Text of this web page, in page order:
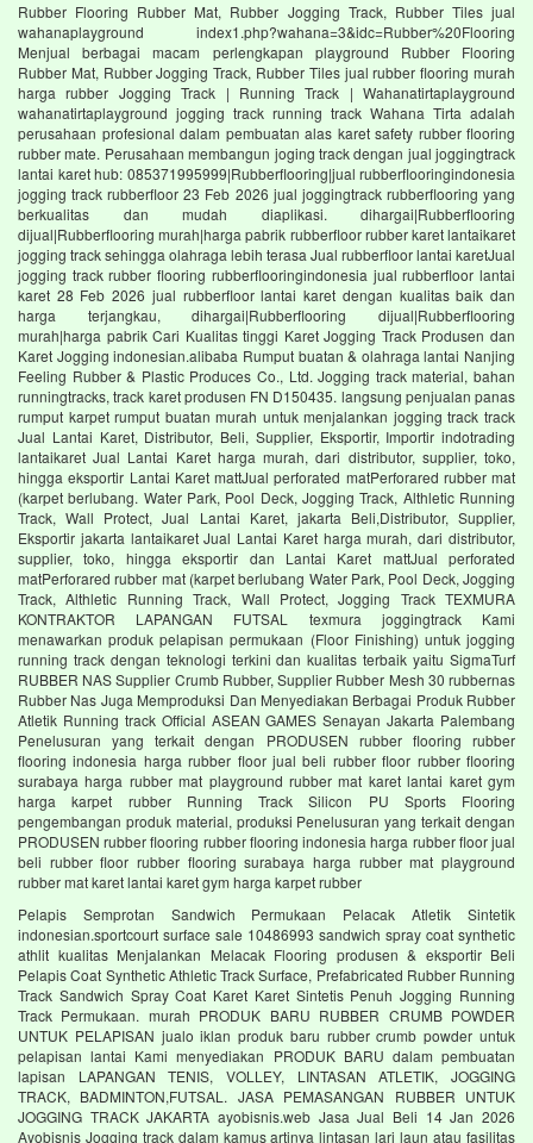
Rubber Flooring Rubber Mat, Rubber Jogging Track, Rubber Tiles jual
wahanaplayground index1.php?wahana=3&idc=Rubber%20Flooring
Menjual berbagai macam perlengkapan playground Rubber Flooring
Rubber Mat, Rubber Jogging Track, Rubber Tiles jual rubber flooring murah
harga rubber Jogging Track | Running Track | Wahanatirtaplayground
wahanatirtaplayground jogging track running track Wahana Tirta adalah
perusahaan profesional dalam pembuatan alas karet safety rubber flooring
rubber mate. Perusahaan membangun joging track dengan jual joggingtrack
lantai karet hub: 085371995999|Rubberflooring|jual rubberflooringindonesia
jogging track rubberfloor 23 Feb 2026 jual joggingtrack rubberflooring yang
berkualitas dan mudah diaplikasi. dihargai|Rubberflooring
dijual|Rubberflooring murah|harga pabrik rubberfloor rubber karet lantaikaret
jogging track sehingga olahraga lebih terasa Jual rubberfloor lantai karetJual
jogging track rubber flooring rubberflooringindonesia jual rubberfloor lantai
karet 28 Feb 2026 jual rubberfloor lantai karet dengan kualitas baik dan
harga terjangkau, dihargai|Rubberflooring dijual|Rubberflooring
murah|harga pabrik Cari Kualitas tinggi Karet Jogging Track Produsen dan
Karet Jogging indonesian.alibaba Rumput buatan & olahraga lantai Nanjing
Feeling Rubber & Plastic Produces Co., Ltd. Jogging track material, bahan
runningtracks, track karet produsen FN D150435. langsung penjualan panas
rumput karpet rumput buatan murah untuk menjalankan jogging track track
Jual Lantai Karet, Distributor, Beli, Supplier, Eksportir, Importir indotrading
lantaikaret Jual Lantai Karet harga murah, dari distributor, supplier, toko,
hingga eksportir Lantai Karet mattJual perforated matPerforared rubber mat
(karpet berlubang. Water Park, Pool Deck, Jogging Track, Althletic Running
Track, Wall Protect, Jual Lantai Karet, jakarta Beli,Distributor, Supplier,
Eksportir jakarta lantaikaret Jual Lantai Karet harga murah, dari distributor,
supplier, toko, hingga eksportir dan Lantai Karet mattJual perforated
matPerforared rubber mat (karpet berlubang Water Park, Pool Deck, Jogging
Track, Althletic Running Track, Wall Protect, Jogging Track TEXMURA
KONTRAKTOR LAPANGAN FUTSAL texmura joggingtrack Kami
menawarkan produk pelapisan permukaan (Floor Finishing) untuk jogging
running track dengan teknologi terkini dan kualitas terbaik yaitu SigmaTurf
RUBBER NAS Supplier Crumb Rubber, Supplier Rubber Mesh 30 rubbernas
Rubber Nas Juga Memproduksi Dan Menyediakan Berbagai Produk Rubber
Atletik Running track Official ASEAN GAMES Senayan Jakarta Palembang
Penelusuran yang terkait dengan PRODUSEN rubber flooring rubber
flooring indonesia harga rubber floor jual beli rubber floor rubber flooring
surabaya harga rubber mat playground rubber mat karet lantai karet gym
harga karpet rubber Running Track Silicon PU Sports Flooring
pengembangan produk material, produksi Penelusuran yang terkait dengan
PRODUSEN rubber flooring rubber flooring indonesia harga rubber floor jual
beli rubber floor rubber flooring surabaya harga rubber mat playground
rubber mat karet lantai karet gym harga karpet rubber
Pelapis Semprotan Sandwich Permukaan Pelacak Atletik Sintetik
indonesian.sportcourt surface sale 10486993 sandwich spray coat synthetic
athlit kualitas Menjalankan Melacak Flooring produsen & eksportir Beli
Pelapis Coat Synthetic Athletic Track Surface, Prefabricated Rubber Running
Track Sandwich Spray Coat Karet Karet Sintetis Penuh Jogging Running
Track Permukaan. murah PRODUK BARU RUBBER CRUMB POWDER
UNTUK PELAPISAN jualo iklan produk baru rubber crumb powder untuk
pelapisan lantai Kami menyediakan PRODUK BARU dalam pembuatan
lapisan LAPANGAN TENIS, VOLLEY, LINTASAN ATLETIK, JOGGING
TRACK, BADMINTON,FUTSAL. JASA PEMASANGAN RUBBER UNTUK
JOGGING TRACK JAKARTA ayobisnis.web Jasa Jual Beli 14 Jan 2026
Ayobisnis Jogging track dalam kamus artinya lintasan lari laun atau fasilitas